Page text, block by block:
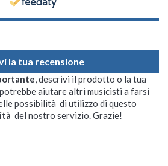
la tua recensione
, descrivi il prodotto o la tua
aiutare altri musicisti a farsi
possibilità di utilizzo di questo
del nostro servizio. Grazie!